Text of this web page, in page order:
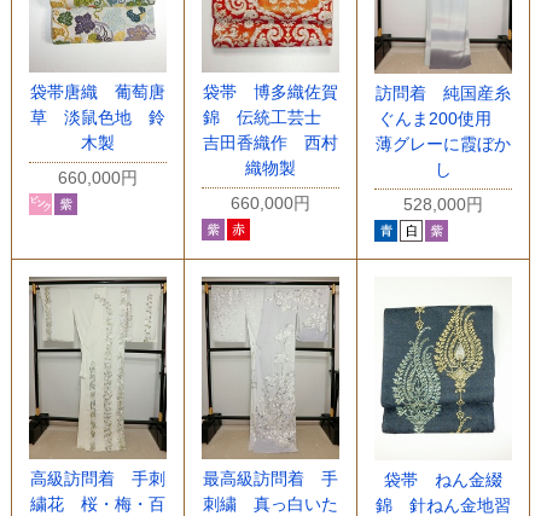
袋帯唐織 葡萄唐
草 淡鼠色地 鈴
木製
660,000円
袋帯 博多織佐賀
錦 伝統工芸士
吉田香織作 西村
織物製
660,000円
訪問着 純国産糸
ぐんま200使用
薄グレーに霞ぼか
し
528,000円
高級訪問着 手刺
繍花 桜・梅・百
最高級訪問着 手
刺繍 真っ白いた
袋帯 ねん金綴
錦 針ねん金地習